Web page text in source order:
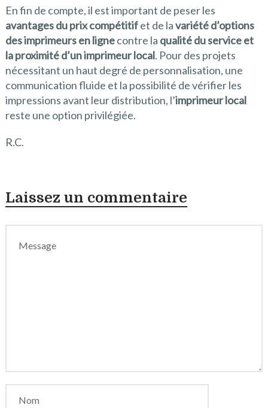
En fin de compte, il est important de peser les
avantages du prix compétitifet de lavariété d’options
des imprimeurs en lignecontre la qualité du service et
la proximité d’un imprimeur local. Pour des projets
nécessitant un haut degré de personnalisation, une
communication fluide et la possibilité de vérifier les
impressions avant leur distribution, l’imprimeur local
reste une option privilégiée.
R.C.
Laissez un commentaire